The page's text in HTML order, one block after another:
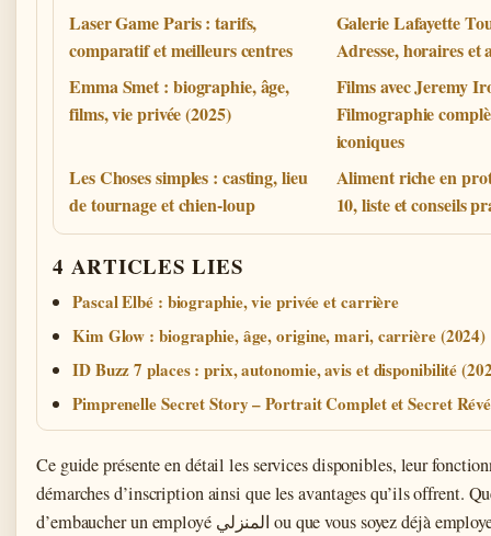
Laser Game Paris : tarifs,
comparatif et meilleurs centres
Galerie Lafayette
Adresse, horaires et
Emma Smet : biographie, âge,
films, vie privée (2025)
Films avec Jeremy
Filmographie
iconiques
Les Choses simples : casting, lieu
de tournage et chien-loup
Aliment riche en
10, liste et conseils
4 ARTICLES LIES
Pascal Elbé : biographie, vie privée et carrière
Kim Glow : biographie, âge, origine, mari, carrière (2024)
ID Buzz 7 places : prix, autonomie, avis et disponibilité
Pimprenelle Secret Story – Portrait Complet et Secret
Ce guide présente en détail les services disponibles, leur
démarches d’inscription ainsi que les avantages qu’ils offrent.
d’embaucher un employé المنزلي ou que vous soyez déjà employeur, ces